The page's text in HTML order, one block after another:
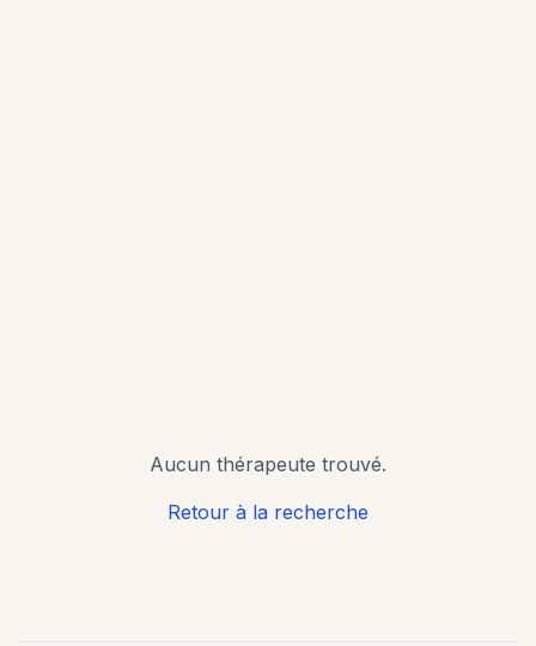
Aucun thérapeute trouvé.
Retour à la recherche